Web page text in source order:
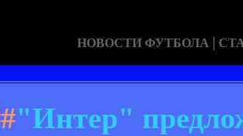
НОВОСТИ ФУТБОЛА |
"Интер"